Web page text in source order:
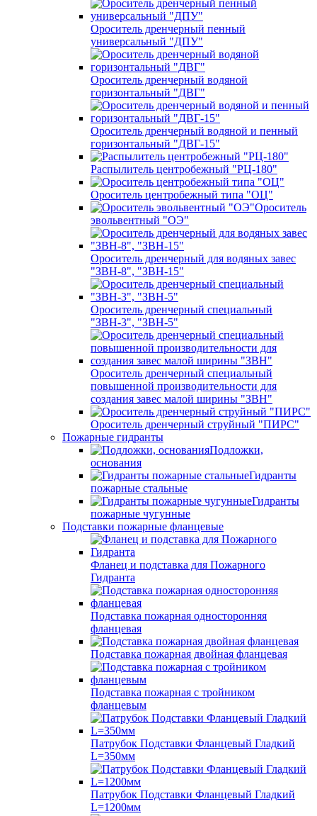
Ороситель дренчерный пенный
универсальный "ДПУ"
Ороситель дренчерный водяной
горизонтальный "ДВГ"
Ороситель дренчерный водяной и пенный
горизонтальный "ДВГ-15"
Распылитель центробежный "РЦ-180"
Ороситель центробежный типа "ОЦ"
Ороситель
эвольвентный "ОЭ"
Ороситель дренчерный для водяных завес
"ЗВН-8", "ЗВН-15"
Ороситель дренчерный специальный
"ЗВН-3", "ЗВН-5"
Ороситель дренчерный специальный
повышенной производительности для
создания завес малой ширины "ЗВН"
Ороситель дренчерный струйный "ПИРС"
Пожарные гидранты
Подложки,
основания
Гидранты
пожарные стальные
Гидранты
пожарные чугунные
Подставки пожарные фланцевые
Фланец и подставка для Пожарного
Гидранта
Подставка пожарная односторонняя
фланцевая
Подставка пожарная двойная фланцевая
Подставка пожарная с тройником
фланцевым
Патрубок Подставки Фланцевый Гладкий
L=350мм
Патрубок Подставки Фланцевый Гладкий
L=1200мм